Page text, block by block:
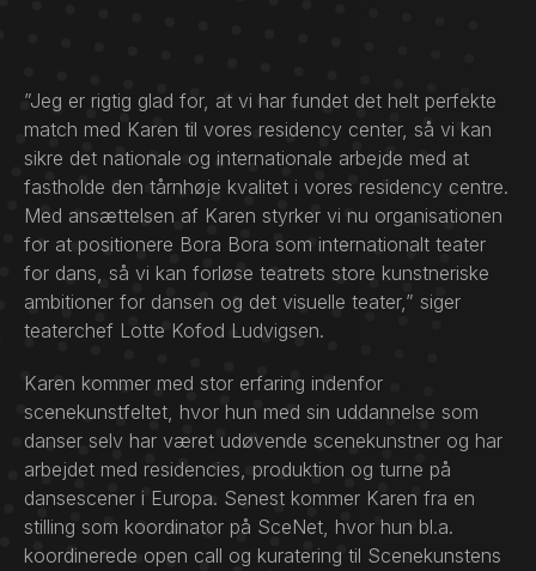
”Jeg er rigtig glad for, at vi har fundet det helt perfekte
match med Karen til vores residency center, så vi kan
sikre det nationale og internationale arbejde med at
fastholde den tårnhøje kvalitet i vores residency centre.
Med ansættelsen af Karen styrker vi nu organisationen
for at positionere Bora Bora som internationalt teater
for dans, så vi kan forløse teatrets store kunstneriske
ambitioner for dansen og det visuelle teater,” siger
teaterchef Lotte Kofod Ludvigsen.
Karen kommer med stor erfaring indenfor
scenekunstfeltet, hvor hun med sin uddannelse som
danser selv har været udøvende scenekunstner og har
arbejdet med residencies, produktion og turne på
dansescener i Europa. Senest kommer Karen fra en
stilling som koordinator på SceNet, hvor hun bl.a.
koordinerede open call og kuratering til Scenekunstens